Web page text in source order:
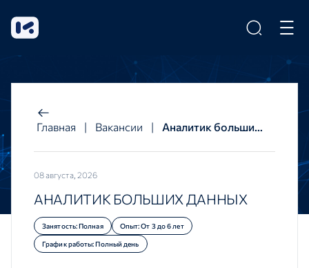
Главная | Вакансии | Аналитик больших данных
08 августа, 2026
АНАЛИТИК БОЛЬШИХ ДАННЫХ
Занятость: Полная Опыт: От 3 до 6 лет
График работы: Полный день